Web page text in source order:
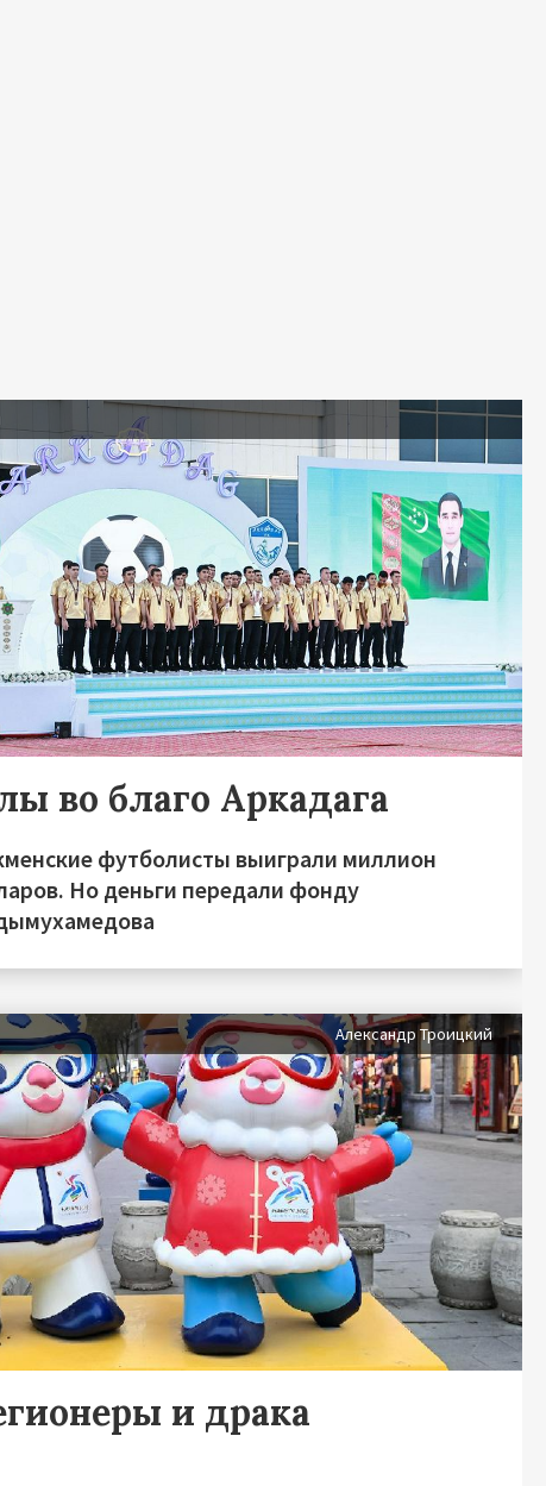
во благо Аркадага
футболисты выиграли миллион
Но деньги передали фонду
Александр Троицкий
и драка